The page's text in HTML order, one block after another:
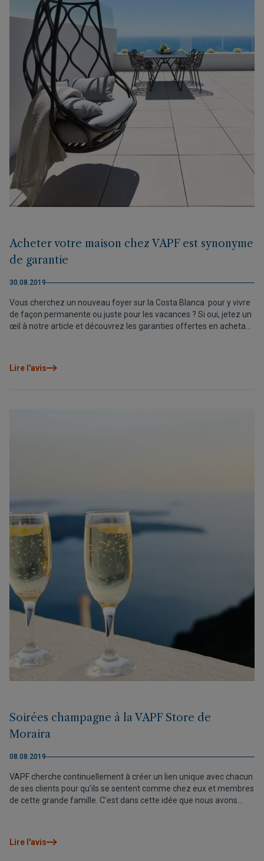
Acheter votre maison chez VAPF est synonyme
de garantie
30.08.2019
Vous cherchez un nouveau foyer sur la Costa Blanca pour y vivre
de façon permanente ou juste pour les vacances ? Si oui, jetez un
œil à notre article et découvrez les garanties offertes en achetant
Lire l'avis
Soirées champagne à la VAPF Store de
Moraira
08.08.2019
VAPF cherche continuellement à créer un lien unique avec chacun
de ses clients pour qu’ils se sentent comme chez eux et membres
de cette grande famille. C’est dans cette idée que nous avons
Lire l'avis